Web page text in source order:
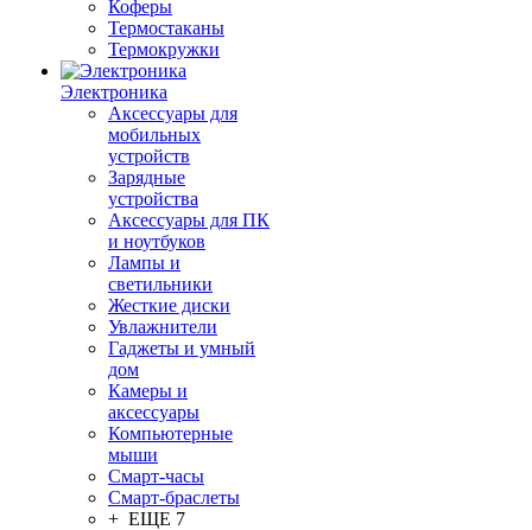
Коферы
Термостаканы
Термокружки
Электроника
Аксессуары для
мобильных
устройств
Зарядные
устройства
Аксессуары для ПК
и ноутбуков
Лампы и
светильники
Жесткие диски
Увлажнители
Гаджеты и умный
дом
Камеры и
аксессуары
Компьютерные
мыши
Смарт-часы
Смарт-браслеты
+ ЕЩЕ 7